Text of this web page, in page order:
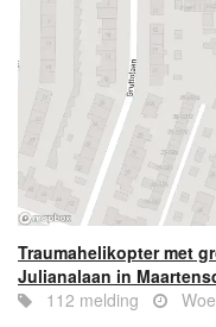
Traumahelikopter met
Julianalaan in
112 melding